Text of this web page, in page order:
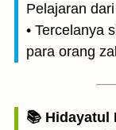
Pelajaran
• Tercelanya
para orang
📚 Hidayatul